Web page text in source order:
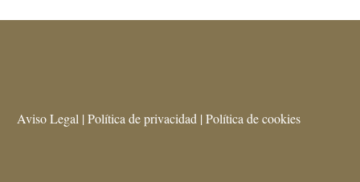
Aviso Legal | Política de privacidad | Política de cookies